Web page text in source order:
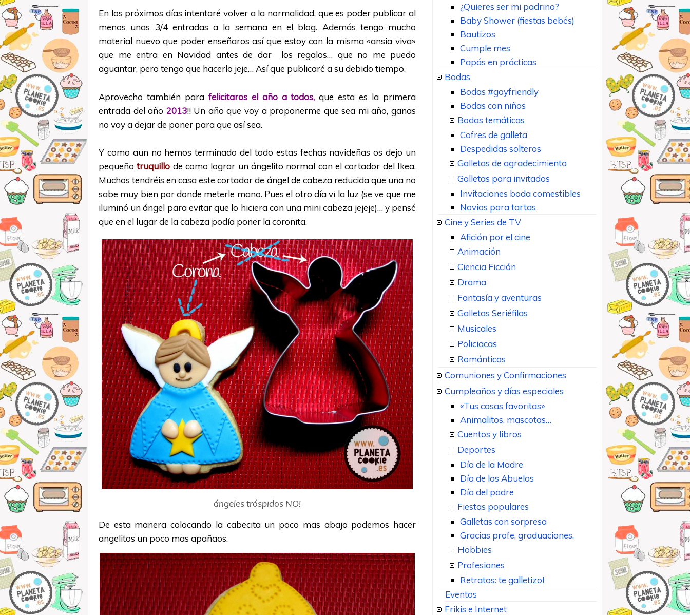
En los próximos días intentaré volver a la normalidad, que es poder publicar al
menos unas 3/4 entradas a la semana en el blog. Además tengo mucho
material nuevo que poder enseñaros así que estoy con la misma «ansia viva»
que me entra en Navidad antes de dar los regalos… que no me puedo
aguantar, pero tengo que hacerlo jeje… Así que publicaré a su debido tiempo.
Aprovecho también para felicitaros el año a todos, que esta es la primera
entrada del año 2013!! Un año que voy a proponerme que sea mi año, ganas
no voy a dejar de poner para que así sea.
Y como aun no hemos terminado del todo estas fechas navideñas os dejo un
pequeñotruquillo de como lograr un ángelito normal con el cortador del Ikea.
Muchos tendréis en casa este cortador de ángel de cabeza reducida que una no
sabe muy bien por donde meterle mano. Pues el otro día vi la luz (se ve que me
iluminó un ángel para evitar que lo hiciera con una mini cabeza jejeje)… y pensé
que en el lugar de la cabeza podía poner la coronita.
ángeles tróspidos NO!
De esta manera colocando la cabecita un poco mas abajo podemos hacer
angelitos un poco mas apañaos.
¿Quieres ser mi padrino?
Baby Shower (fiestas bebés)
Bautizos
Cumple mes
Papás en prácticas
Bodas
Bodas #gayfriendly
Bodas con niños
Bodas temáticas
Cofres de galleta
Despedidas solteros
Galletas de agradecimiento
Galletas para invitados
Invitaciones boda comestibles
Novios para tartas
Cine y Series de TV
Afición por el cine
Animación
Ciencia Ficción
Drama
Fantasía y aventuras
Galletas Seriéfilas
Musicales
Policiacas
Románticas
Comuniones y Confirmaciones
Cumpleaños y días especiales
«Tus cosas favoritas»
Animalitos, mascotas…
Cuentos y libros
Deportes
Día de la Madre
Día de los Abuelos
Día del padre
Fiestas populares
Galletas con sorpresa
Gracias profe, graduaciones.
Hobbies
Profesiones
Retratos: te galletizo!
Eventos
Frikis e Internet